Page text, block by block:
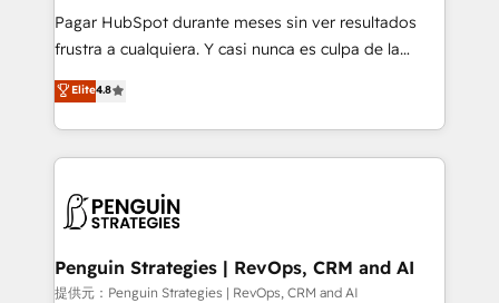
commercialization, real estate, health, education,
SaaS, Software Dev & IT and consulting, make the
the United States, EU, UAE, Mexico and Latin
America. From casual user to super fan: make
Pagar HubSpot durante meses sin ver resultados
frustra a cualquiera. Y casi nunca es culpa de la
herramienta: es del enfoque con el que se
implementó. Trabajamos con un catálogo de +80
casos de uso: cada uno resuelve un problema
concreto de tu operación en HubSpot. La entrega
en paralelo cuando tiene sentido, y siempre
Empiezas a ver resultados antes de que termine el
mes. 🏆 HubSpot Partner of the Year 2022, máximo
Elite4.8
Penguin Strategies | RevOps, CRM and AI
提供元：Penguin Strategies | RevOps, CRM and AI